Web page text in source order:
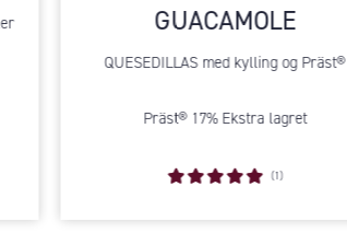
GUACAMOLE
QUESEDILLAS med kylling og Präst®
Präst® 17% Ekstra lagret
(1)